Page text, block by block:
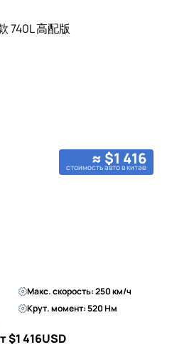
≈ $1 416
стоимость авто в китае
Макс. скорость: 250 км/ч
Крут. момент: 520 Нм
$1 416USD